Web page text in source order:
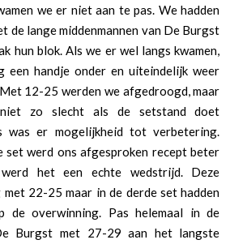
we er niet aan te pas. We hadden
de lange middenmannen van De Burgst
hun blok. Als we er wel langs kwamen,
een handje onder en uiteindelijk weer
12-25 werden we afgedroogd, maar
zo slecht als de setstand doet
was er mogelijkheid tot verbetering.
set werd ons afgesproken recept beter
het een echte wedstrijd. Deze
22-25 maar in de derde set hadden
de overwinning. Pas helemaal in de
Burgst met 27-29 aan het langste